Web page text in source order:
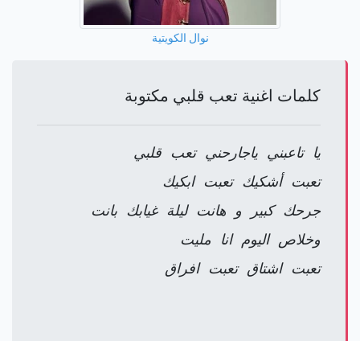
نوال الكويتية
كلمات اغنية تعب قلبي مكتوبة
يا تاعبني ياجارحني تعب قلبي
تعبت أشكيك تعبت ابكيك
جرحك كبير و هانت ليلة غيابك بانت
وخلاص اليوم انا مليت
تعبت اشتاق تعبت افراق